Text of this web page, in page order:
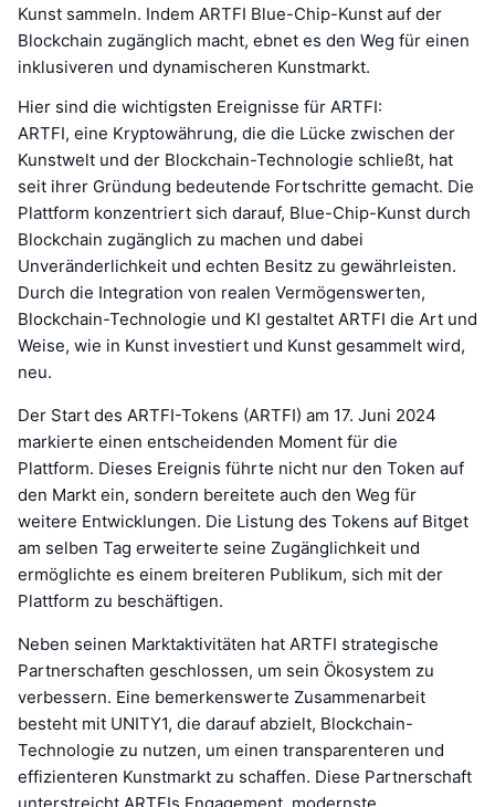
Kunst sammeln. Indem ARTFI Blue-Chip-Kunst auf der
Blockchain zugänglich macht, ebnet es den Weg für einen
inklusiveren und dynamischeren Kunstmarkt.
Hier sind die wichtigsten Ereignisse für ARTFI:
ARTFI, eine Kryptowährung, die die Lücke zwischen der
Kunstwelt und der Blockchain-Technologie schließt, hat
seit ihrer Gründung bedeutende Fortschritte gemacht. Die
Plattform konzentriert sich darauf, Blue-Chip-Kunst durch
Blockchain zugänglich zu machen und dabei
Unveränderlichkeit und echten Besitz zu gewährleisten.
Durch die Integration von realen Vermögenswerten,
Blockchain-Technologie und KI gestaltet ARTFI die Art und
Weise, wie in Kunst investiert und Kunst gesammelt wird,
neu.
Der Start des ARTFI-Tokens (ARTFI) am 17. Juni 2024
markierte einen entscheidenden Moment für die
Plattform. Dieses Ereignis führte nicht nur den Token auf
den Markt ein, sondern bereitete auch den Weg für
weitere Entwicklungen. Die Listung des Tokens auf Bitget
am selben Tag erweiterte seine Zugänglichkeit und
ermöglichte es einem breiteren Publikum, sich mit der
Plattform zu beschäftigen.
Neben seinen Marktaktivitäten hat ARTFI strategische
Partnerschaften geschlossen, um sein Ökosystem zu
verbessern. Eine bemerkenswerte Zusammenarbeit
besteht mit UNITY1, die darauf abzielt, Blockchain-
Technologie zu nutzen, um einen transparenteren und
effizienteren Kunstmarkt zu schaffen. Diese Partnerschaft